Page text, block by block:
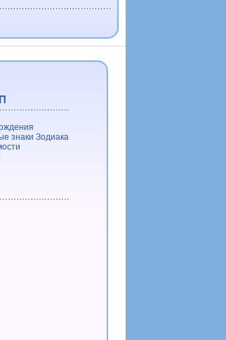
знаки Зодиака